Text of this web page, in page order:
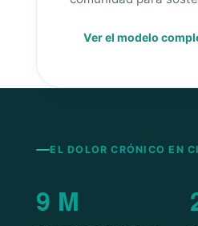
Ver el modelo
EL DOLOR CRÓNICO EN
9 M